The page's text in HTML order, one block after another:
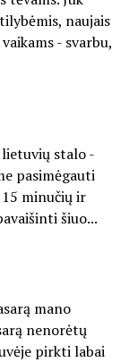
naujais
- svarbu,
stalo -
pasimėgauti
minučių ir
šiuo...
mano
nenorėtų
pirkti labai